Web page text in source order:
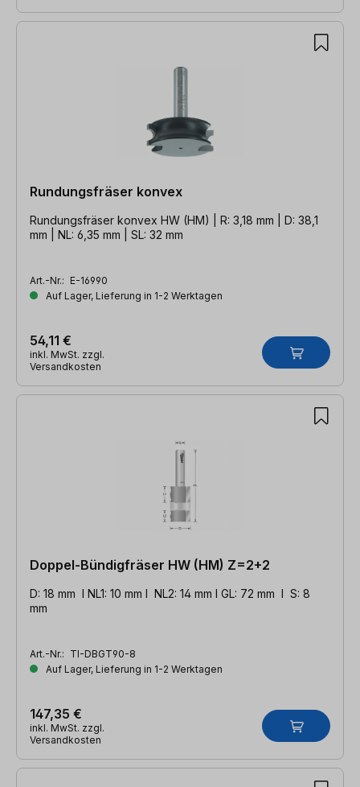
Rundungsfräser konvex
Rundungsfräser konvex HW (HM) | R: 3,18 mm | D: 38,1
mm | NL: 6,35 mm | SL: 32 mm
Art.-Nr.: E-16990
Auf Lager, Lieferung in 1-2 Werktagen
54,11 €
inkl. MwSt. zzgl.
Versandkosten
Doppel-Bündigfräser HW (HM) Z=2+2
D: 18 mm l NL1: 10 mm l NL2: 14 mm l GL: 72 mm l S: 8
mm
Art.-Nr.: TI-DBGT90-8
Auf Lager, Lieferung in 1-2 Werktagen
147,35 €
inkl. MwSt. zzgl.
Versandkosten